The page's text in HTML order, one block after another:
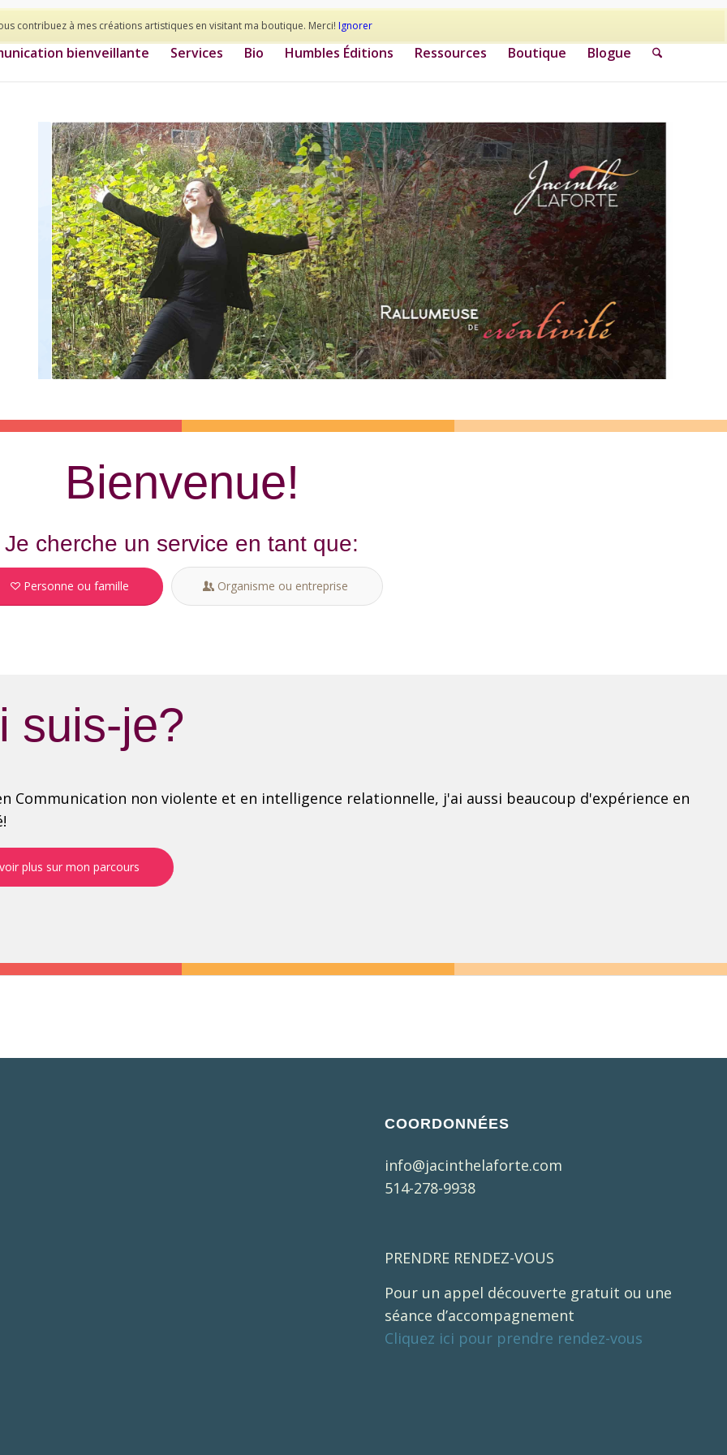
contribuez à mes créations artistiques en visitant ma boutique. Merci! Ignorer
bienveillante Services Bio Humbles Éditions Ressources Boutique Blogue
Bienvenue!
Je cherche un service en tant que:
Personne ou famille Organisme ou entreprise
suis-je?
Communication non violente et en intelligence relationnelle, j'ai aussi beaucoup d'expérience en
plus sur mon parcours
COORDONNÉES
info@jacinthelaforte.com
514-278-9938
PRENDRE RENDEZ-VOUS
Pour un appel découverte gratuit ou une
séance d’accompagnement
Cliquez ici pour prendre rendez-vous